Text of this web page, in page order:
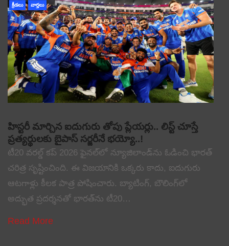
క్రీడలు వార్తలు
హిస్టరీ మార్చిన ఐదుగురు తోపు ప్లేయర్లు.. లిస్ట్ చూస్తే
ప్రత్యర్థులకు బైపాస్ సర్జరీనే భయ్యో..!
టీ20 వరల్డ్ కప్ 2026 ఫైనల్‌లో న్యూజిలాండ్‌ను ఓడించి భారత్
చరిత్ర సృష్టించింది. ఈ విజయానికి ఒక్కరు కాదు, ఐదుగురు
ఆటగాళ్లు కీలక పాత్ర పోషించారు. బ్యాటింగ్, బౌలింగ్‌లో
అద్భుత ప్రదర్శనతో భారత్‌ను టీ20…
Read More